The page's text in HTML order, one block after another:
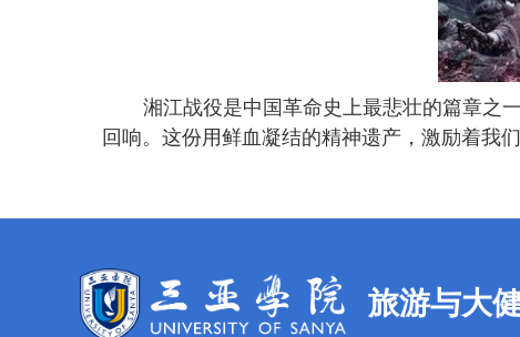
湘江战役是中国革命史上最悲壮的篇章之
回响。这份用鲜血凝结的精神遗产，激励着我
旅游与大